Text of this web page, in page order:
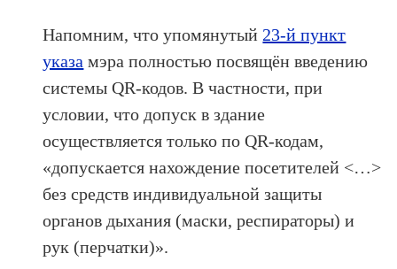
Напомним, что упомянутый 23-й пункт
указа мэра полностью посвящён введению
системы QR-кодов. В частности, при
условии, что допуск в здание
осуществляется только по QR-кодам,
«допускается нахождение посетителей <…>
без средств индивидуальной защиты
органов дыхания (маски, респираторы) и
рук (перчатки)».